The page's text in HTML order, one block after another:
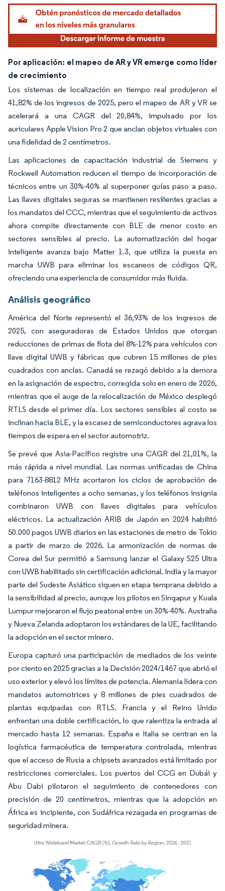
Por aplicación: el mapeo de AR y VR emerge como líder
de crecimiento
Los sistemas de localización en tiempo real produjeron el
41,82% de los ingresos de 2025, pero el mapeo de AR y VR se
acelerará a una CAGR del 20,84%, impulsado por los
auriculares Apple Vision Pro 2 que anclan objetos virtuales con
una fidelidad de 2 centímetros.
Las aplicaciones de capacitación industrial de Siemens y
Rockwell Automation reducen el tiempo de incorporación de
técnicos entre un 30%-40% al superponer guías paso a paso.
Las llaves digitales seguras se mantienen resilientes gracias a
los mandatos del CCC, mientras que el seguimiento de activos
ahora compite directamente con BLE de menor costo en
sectores sensibles al precio. La automatización del hogar
inteligente avanza bajo Matter 1.3, que utiliza la puesta en
marcha UWB para eliminar los escaneos de códigos QR,
ofreciendo una experiencia de consumidor más fluida.
Análisis geográfico
América del Norte representó el 36,93% de los ingresos de
2025, con aseguradoras de Estados Unidos que otorgan
reducciones de primas de flota del 8%-12% para vehículos con
llave digital UWB y fábricas que cubren 15 millones de pies
cuadrados con anclas. Canadá se rezagó debido a la demora
en la asignación de espectro, corregida solo en enero de 2026,
mientras que el auge de la relocalización de México desplegó
RTLS desde el primer día. Los sectores sensibles al costo se
inclinan hacia BLE, y la escasez de semiconductores agrava los
tiempos de espera en el sector automotriz.
Se prevé que Asia-Pacífico registre una CAGR del 21,01%, la
más rápida a nivel mundial. Las normas unificadas de China
para 7163-8812 MHz acortaron los ciclos de aprobación de
teléfonos inteligentes a ocho semanas, y los teléfonos insignia
combinaron UWB con llaves digitales para vehículos
eléctricos. La actualización ARIB de Japón en 2024 habilitó
50.000 pagos UWB diarios en las estaciones de metro de Tokio
a partir de marzo de 2026. La armonización de normas de
Corea del Sur permitió a Samsung lanzar el Galaxy S25 Ultra
con UWB habilitado sin certificación adicional. India y la mayor
parte del Sudeste Asiático siguen en etapa temprana debido a
la sensibilidad al precio, aunque los pilotos en Singapur y Kuala
Lumpur mejoraron el flujo peatonal entre un 30%-40%. Australia
y Nueva Zelanda adoptaron los estándares de la UE, facilitando
la adopción en el sector minero.
Europa capturó una participación de mediados de los veinte
por ciento en 2025 gracias a la Decisión 2024/1467 que abrió el
uso exterior y elevó los límites de potencia. Alemania lidera con
mandatos automotrices y 8 millones de pies cuadrados de
plantas equipadas con RTLS. Francia y el Reino Unido
enfrentan una doble certificación, lo que ralentiza la entrada al
mercado hasta 12 semanas. España e Italia se centran en la
logística farmacéutica de temperatura controlada, mientras
que el acceso de Rusia a chipsets avanzados está limitado por
restricciones comerciales. Los puertos del CCG en Dubái y
Abu Dabi pilotaron el seguimiento de contenedores con
precisión de 20 centímetros, mientras que la adopción en
África es incipiente, con Sudáfrica rezagada en programas de
seguridad minera.